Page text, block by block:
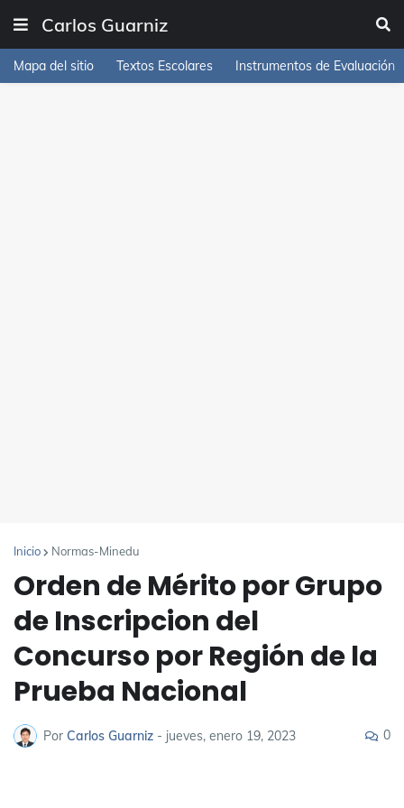
Carlos Guarniz
Mapa del sitio Textos Escolares Instrumentos de Evaluación
Inicio Normas-Minedu
Orden de Mérito por Grupo
de Inscripcion del
Concurso por Región de la
Prueba Nacional
Por Carlos Guarniz - jueves, enero 19, 2023 0